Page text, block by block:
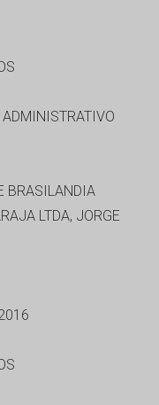
ADMINISTRATIVO
BRASILANDIA
LTDA, JORGE